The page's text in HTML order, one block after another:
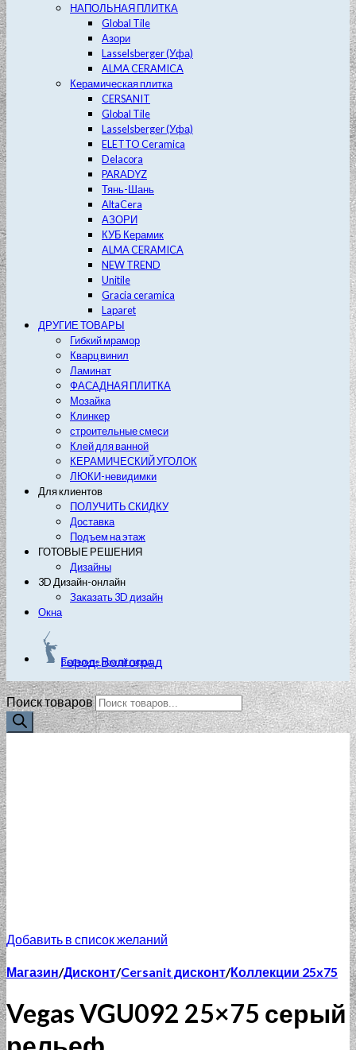
НАПОЛЬНАЯ ПЛИТКА
Global Tile
Азори
Lasselsberger (Уфа)
ALMA CERAMICA
Керамическая плитка
CERSANIT
Global Tile
Lasselsberger (Уфа)
ELETTO Ceramica
Delacora
PARADYZ
Тянь-Шань
AltaCera
АЗОРИ
КУБ Керамик
ALMA CERAMICA
NEW TREND
Unitile
Gracia ceramica
Laparet
ДРУГИЕ ТОВАРЫ
Гибкий мрамор
Кварц винил
Ламинат
ФАСАДНАЯ ПЛИТКА
Мозайка
Клинкер
строительные смеси
Клей для ванной
КЕРАМИЧЕСКИЙ УГОЛОК
ЛЮКИ-невидимки
Для клиентов
ПОЛУЧИТЬ СКИДКУ
Доставка
Подъем на этаж
ГОТОВЫЕ РЕШЕНИЯ
Дизайны
3D Дизайн-онлайн
Заказать 3D дизайн
Окна
Город: Волгоград
Выберите другой город
Поиск товаров
Добавить в список желаний
Магазин/Дисконт/Cersanit дисконт/Коллекции 25x75
Vegas VGU092 25×75 серый